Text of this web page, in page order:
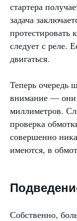
стартера
задача
протестировать
следует с реле.
двигаться.
Теперь очередь
внимание —
миллиметров.
проверка
совершенно
имеются, в
Собственно,